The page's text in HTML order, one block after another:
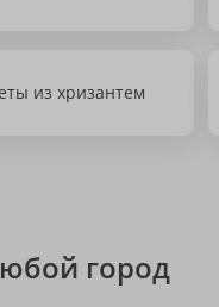
из хризантем
город